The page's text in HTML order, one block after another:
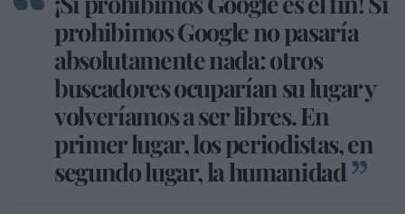
prohibimos Google no pasaría
absolutamente nada: otros
buscadores ocuparían su lugar y
volveríamos a ser libres. En
primer lugar, los periodistas, en
segundo lugar, la humanidad